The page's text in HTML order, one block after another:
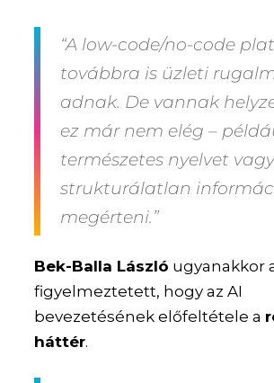
“A low-code/no-code
továbbra is üzleti
adnak. De vannak
ez már nem elég –
természetes nyelvet
strukturálatlan
megérteni.”
Bek-Balla László ugyanakkor
figyelmeztetett, hogy az AI
bevezetésének előfeltétele a
háttér.